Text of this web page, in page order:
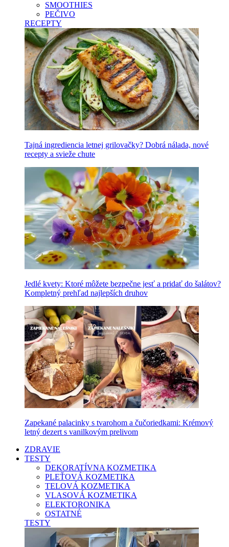
SMOOTHIES
PEČIVO
RECEPTY
Tajná ingrediencia letnej grilovačky? Dobrá nálada, nové
recepty a svieže chute
Jedlé kvety: Ktoré môžete bezpečne jesť a pridať do šalátov?
Kompletný prehľad najlepších druhov
Zapekané palacinky s tvarohom a čučoriedkami: Krémový
letný dezert s vanilkovým prelivom
ZDRAVIE
TESTY
DEKORATÍVNA KOZMETIKA
PLEŤOVÁ KOZMETIKA
TELOVÁ KOZMETIKA
VLASOVÁ KOZMETIKA
ELEKTORONIKA
OSTATNÉ
TESTY